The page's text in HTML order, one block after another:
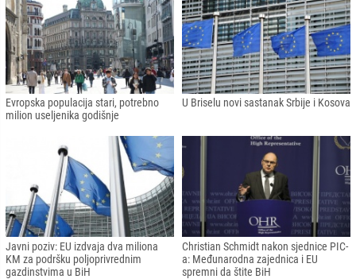
Evropska populacija stari, potrebno
milion useljenika godišnje
U Briselu novi sastanak Srbije i Kosova
Javni poziv: EU izdvaja dva miliona
KM za podršku poljoprivrednim
gazdinstvima u BiH
Christian Schmidt nakon sjednice PIC-
a: Međunarodna zajednica i EU
spremni da štite BiH